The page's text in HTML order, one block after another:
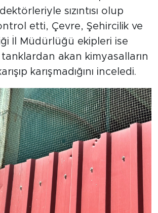
sızıntısı olup
etti, Çevre, Şehircilik ve
İl Müdürlüğü ekipleri ise
akan kimyasalların
karışmadığını inceledi.